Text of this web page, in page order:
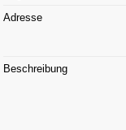
Adresse
Beschreibung